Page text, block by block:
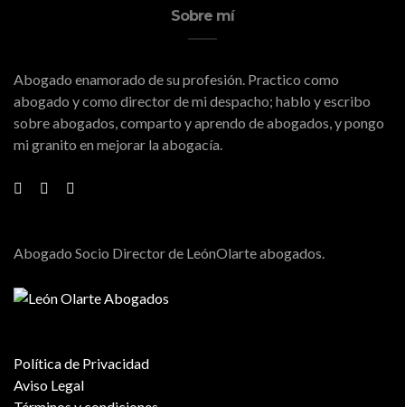
Sobre mí
Abogado enamorado de su profesión. Practico como
abogado y como director de mi despacho; hablo y escribo
sobre abogados, comparto y aprendo de abogados, y pongo
mi granito en mejorar la abogacía.
Abogado Socio Director de LeónOlarte abogados.
Política de Privacidad
Aviso Legal